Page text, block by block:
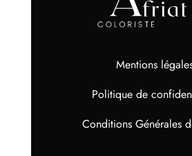
Mentions
Politique de
Conditions Générales